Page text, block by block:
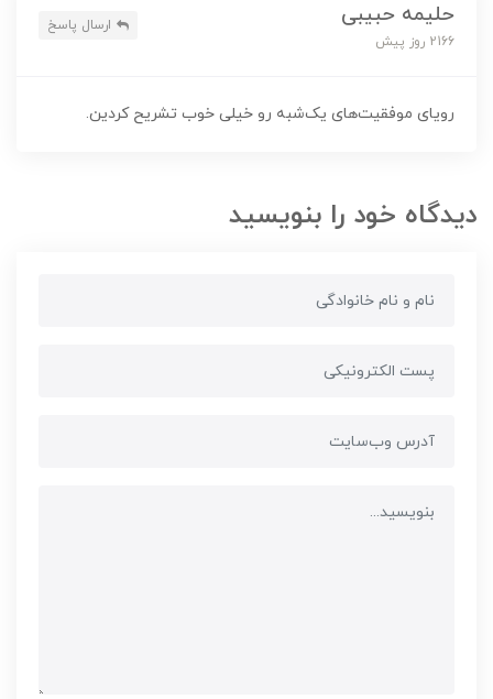
حلیمه حبیبی
2166 روز پیش
ارسال پاسخ
رویای موفقیت‌های یک‌شبه رو خیلی خوب تشریح کردین.
دیدگاه خود را بنویسید